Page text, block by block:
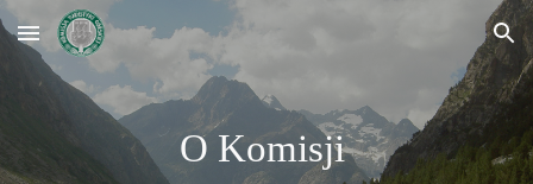
Skip to main content Skip to navigation
O Komisji